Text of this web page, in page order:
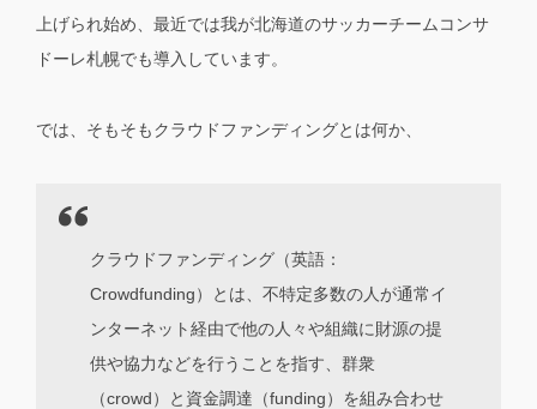
上げられ始め、最近では我が北海道のサッカーチームコンサ
ドーレ札幌でも導入しています。
では、そもそもクラウドファンディングとは何か、
クラウドファンディング（英語：
Crowdfunding）とは、不特定多数の人が通常イ
ンターネット経由で他の人々や組織に財源の提
供や協力などを行うことを指す、群衆
（crowd）と資金調達（funding）を組み合わせ